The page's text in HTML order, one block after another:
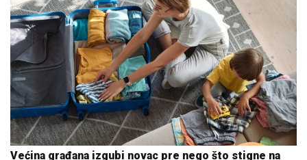
Većina građana izgubi novac pre nego što stigne na